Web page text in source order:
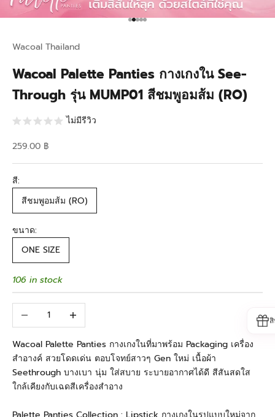
Go to item 1
Go to item 2
Go to item 3
Go to item 4
Go to item 5
Wacoal Thailand
Wacoal Palette Panties กางเกงใน See-
Through รุ่น MUMP01 สีชมพูอมส้ม (RO)
ไม่มีรีวิว
Sale price
259.00 ฿
สี:
สีชมพูอมส้ม (RO)
ขนาด:
ONE SIZE
106 in stock
Decrease quantityIncrease quantity
Wacoal Palette Panties กางเกงในที่มาพร้อม Packaging เครื่อง
สำอางค์ สวยโดดเด่น ตอบโจทย์สาวๆ Gen ใหม่ เนื้อผ้า
Seethrough บางเบา นุ่ม ใส่สบาย ระบายอากาศได้ดี สีสันสดใส
ใกล้เคียงกับเฉดสีเครื่องสำอาง